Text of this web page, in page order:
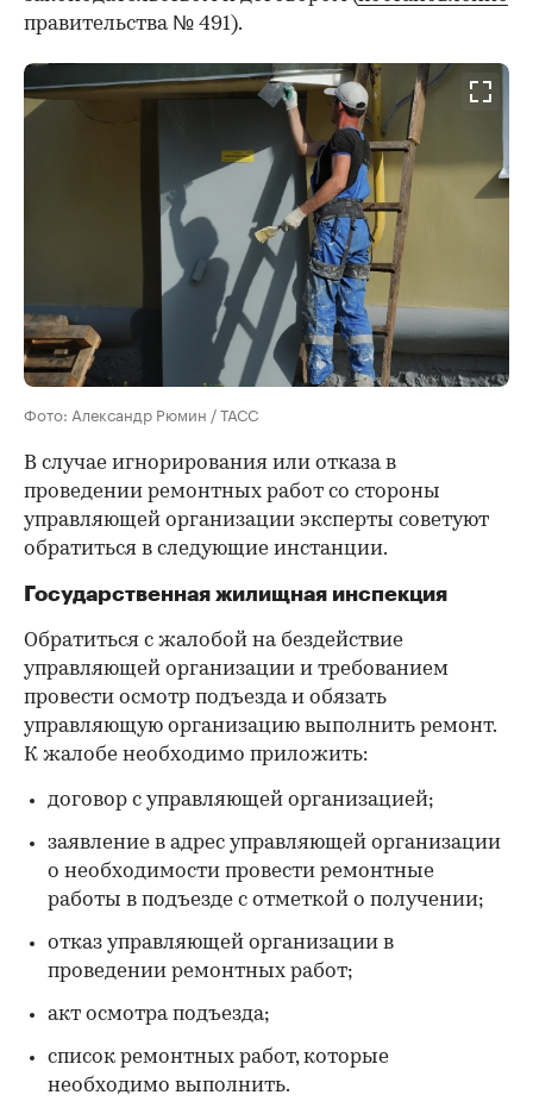
правительства № 491).
Фото: Александр Рюмин / ТАСС
В случае игнорирования или отказа в
проведении ремонтных работ со стороны
управляющей организации эксперты советуют
обратиться в следующие инстанции.
Государственная жилищная инспекция
Обратиться с жалобой на бездействие
управляющей организации и требованием
провести осмотр подъезда и обязать
управляющую организацию выполнить ремонт.
К жалобе необходимо приложить:
договор с управляющей организацией;
заявление в адрес управляющей организации
о необходимости провести ремонтные
работы в подъезде с отметкой о получении;
отказ управляющей организации в
проведении ремонтных работ;
акт осмотра подъезда;
список ремонтных работ, которые
необходимо выполнить.